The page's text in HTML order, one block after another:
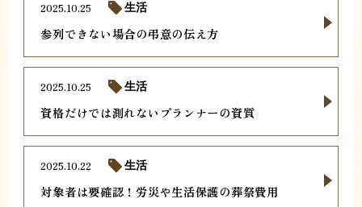
参列できない場合の弔意の伝え方
2025.10.25 生活
資格だけでは測れないプランナーの資質
2025.10.25 生活
対象者は要確認！労災や生活保護の葬祭費用
2025.10.22 生活